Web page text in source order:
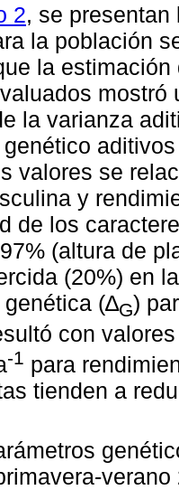
2, se
la población
la
la varianza
valores se
y
de los
(altura de
(20%) en
(∆G)
con
-1 para
tienden a